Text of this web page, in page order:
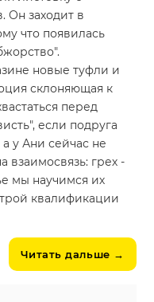
Он заходит в
что появилась
новые туфли и
склоняющая к
перед
если подруга
у Ани сейчас не
взаимосвязь: грех -
мы научимся их
квалификации
Читать дальше →